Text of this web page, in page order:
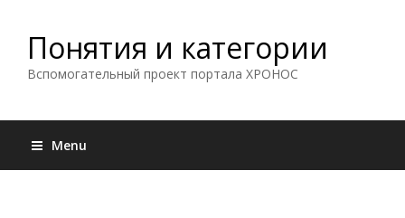
Понятия и категории
Вспомогательный проект портала ХРОНОС
Menu